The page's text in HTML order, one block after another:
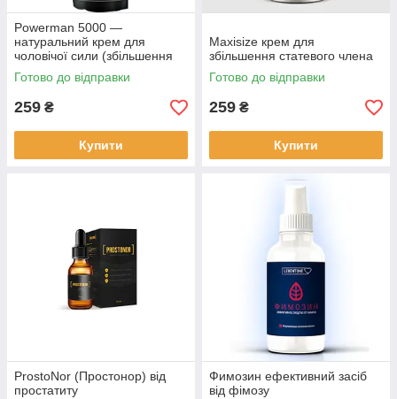
Powerman 5000 —
натуральний крем для
чоловічої сили (збільшення
члена та продовження
статевого акту)
Готово до відправки
259 ₴
Купити
Maxisize крем для
збільшення статевого члена
Готово до відправки
259 ₴
Купити
ProstoNor (Простонор) від
простатиту
Фимозин ефективний засіб
від фімозу